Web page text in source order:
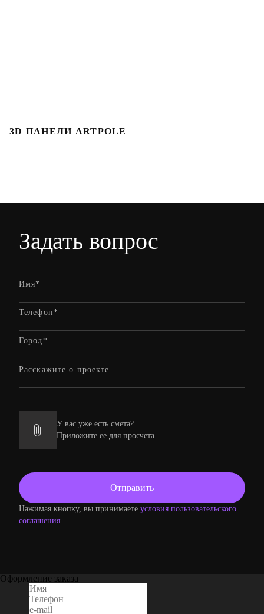
3D ПАНЕЛИ ARTPOLE
Задать вопрос
У вас уже есть смета?
Приложите ее для просчета
Нажимая кнопку, вы принимаете условия пользовательского
соглашения
Оформление заказа